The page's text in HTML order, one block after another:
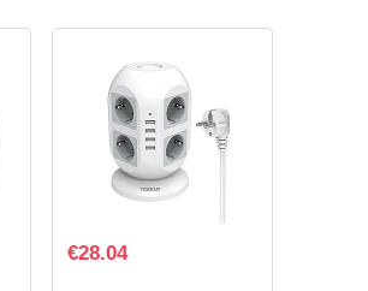
€28.04